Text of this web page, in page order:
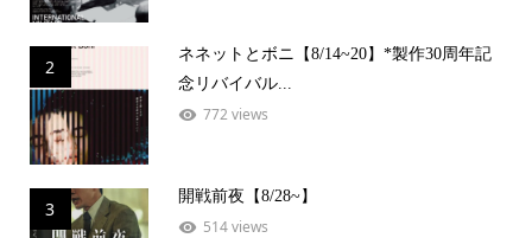
2
ネネットとボニ【8/14~20】*製作30周年記
念リバイバル...
772 views
3
開戦前夜【8/28~】
514 views